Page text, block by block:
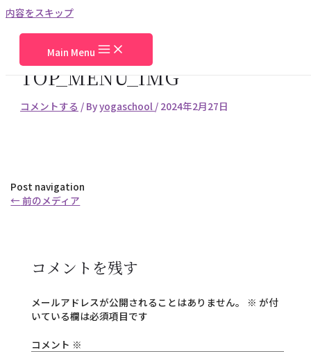
内容をスキップ
Main Menu
TOP_MENU_IMG
コメントする / Byyogaschool / 2024年2月27日
Post navigation
← 前のメディア
コメントを残す
メールアドレスが公開されることはありません。 ※ が付
いている欄は必須項目です
コメント ※